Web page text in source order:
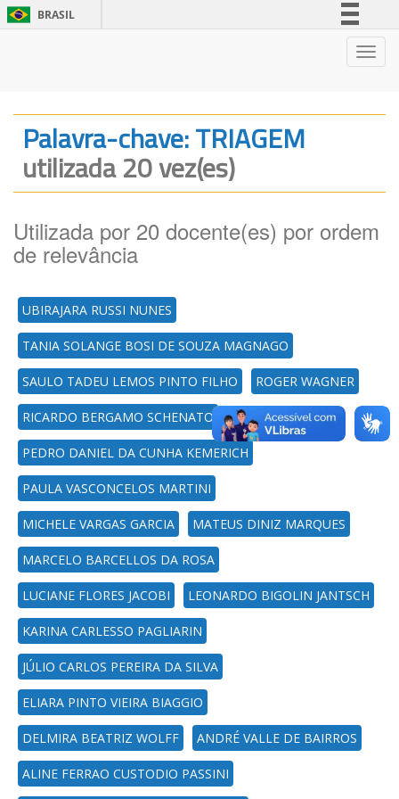
BRASIL
Legislação
Palavra-chave: TRIAGEM
utilizada 20 vez(es)
Utilizada por 20 docente(es) por ordem
de relevância
UBIRAJARA RUSSI NUNES
TANIA SOLANGE BOSI DE SOUZA MAGNAGO
SAULO TADEU LEMOS PINTO FILHO ROGER WAGNER
RICARDO BERGAMO SCHENATO
PEDRO DANIEL DA CUNHA KEMERICH
PAULA VASCONCELOS MARTINI
MICHELE VARGAS GARCIA MATEUS DINIZ MARQUES
MARCELO BARCELLOS DA ROSA
LUCIANE FLORES JACOBI LEONARDO BIGOLIN JANTSCH
KARINA CARLESSO PAGLIARIN
JÚLIO CARLOS PEREIRA DA SILVA
ELIARA PINTO VIEIRA BIAGGIO
DELMIRA BEATRIZ WOLFF ANDRÉ VALLE DE BAIRROS
ALINE FERRAO CUSTODIO PASSINI